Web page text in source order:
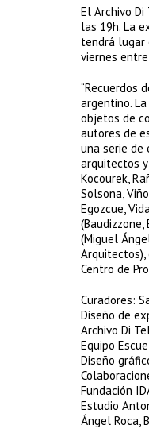
El Archivo
las 19h. La
tendrá lugar
viernes
“Recuerdos
argentino.
objetos de
autores de
una serie de
arquitectos y
Kocourek,
Solsona,
Egozcue,
(Miguel
Arquitectos),
Centro de
Curadores:
Diseño de
Archivo Di
Equipo
Diseño
Fundación
Estudio
Ángel Roca,